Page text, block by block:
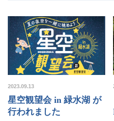
ファミリー
上級者におすすめ
お問い
2023.09.13
星空観望会 in 緑水湖 が
行われました